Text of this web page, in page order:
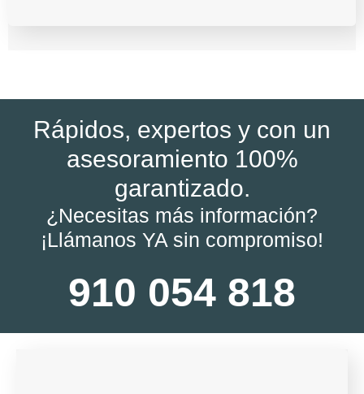
Rápidos, expertos y con un
asesoramiento 100%
garantizado.
¿Necesitas más información?
¡Llámanos YA sin compromiso!
910 054 818